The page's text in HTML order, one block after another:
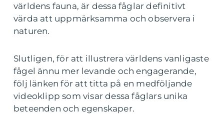
världens fauna, är dessa fåglar definitivt
värda att uppmärksamma och observera i
naturen.
Slutligen, för att illustrera världens vanligaste
fågel ännu mer levande och engagerande,
följ länken för att titta på en medföljande
videoklipp som visar dessa fåglars unika
beteenden och egenskaper.